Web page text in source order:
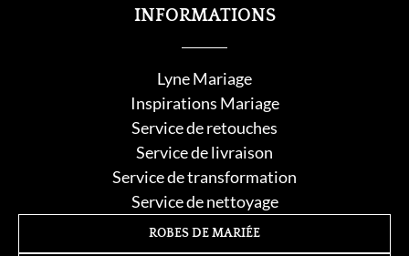
INFORMATIONS
Lyne Mariage
Inspirations Mariage
Service de retouches
Service de livraison
Service de transformation
Service de nettoyage
ROBES DE MARIÉE